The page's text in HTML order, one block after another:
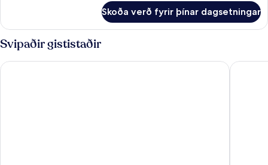
kyn
reyklaust
-
svefnsalur
fyrir
bæði
kyn
Skoða verð fyrir þínar dagsetningar
Svipaðir gististaðir
Wild Cherry Blossom Hostel Tokyo Koganei